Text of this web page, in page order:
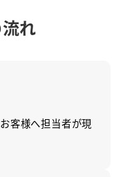
れ
客様へ担当者が現